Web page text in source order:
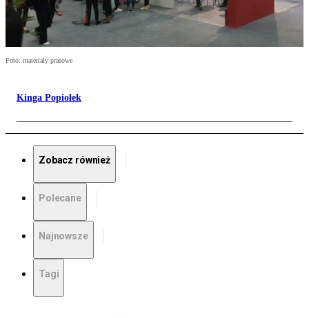
Foto: materiały prasowe
Kinga Popiołek
Zobacz również
Polecane
Najnowsze
Tagi